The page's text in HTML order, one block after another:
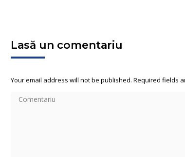
Lasă un comentariu
Your email address will not be published. Required fields
Comentariu